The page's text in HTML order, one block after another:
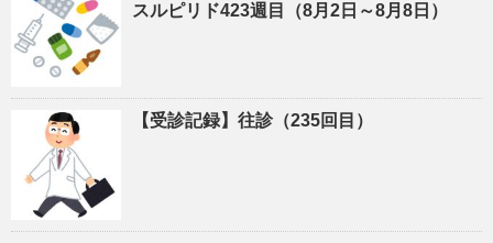
スルピリド423週目（8月2日～8月8日）
【受診記録】往診（235回目）